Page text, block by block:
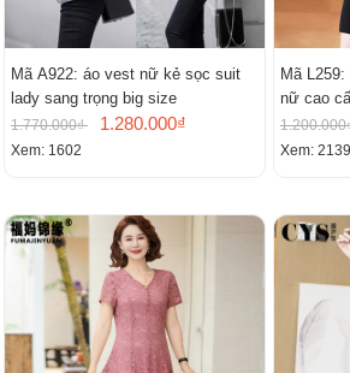
Mã A922: áo vest nữ kẻ sọc suit
lady sang trọng big size
1.770.000₫ 1.280.000₫
Xem: 1602
Mã
nữ cao
cao cấp
Xem: 2139